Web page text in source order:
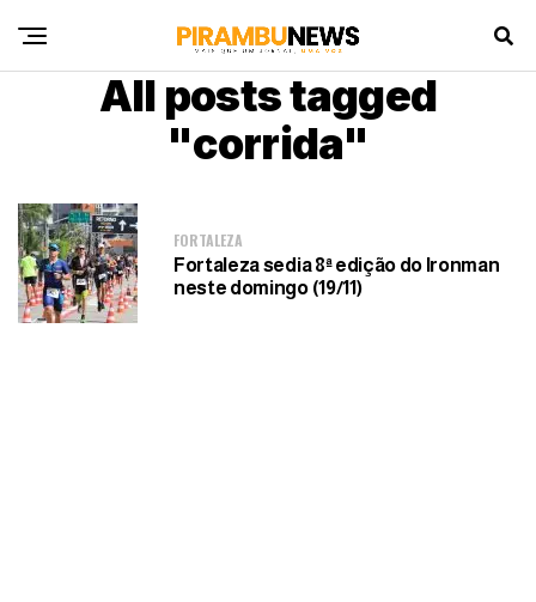
All posts tagged
"corrida"
FORTALEZA
Fortaleza sedia 8ª edição do Ironman
neste domingo (19/11)